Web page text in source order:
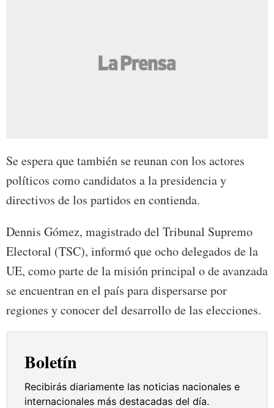
Se espera que también se reunan con los actores
políticos como candidatos a la presidencia y
directivos de los partidos en contienda.
Dennis Gómez, magistrado del Tribunal Supremo
Electoral (TSC), informó que ocho delegados de la
UE, como parte de la misión principal o de avanzada
se encuentran en el país para dispersarse por
regiones y conocer del desarrollo de las elecciones.
Boletín
Recibirás diariamente las noticias nacionales e
internacionales más destacadas del día.